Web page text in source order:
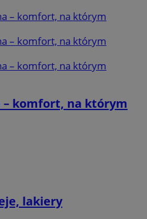
– komfort, na którym
lakiery